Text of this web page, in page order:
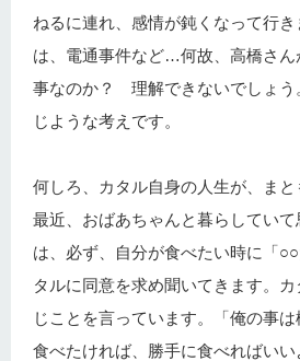
ねるに連れ、感情が鈍くなって行き
は、電通事件など…何故、高橋さん
事なのか？ 理解できないでしょう
じような考えです。
何しろ、カタル自身の人生が、まと
最近、おばあちゃんと暮らしてい
は、必ず、自分が食べたい時に「
タルに同意を求め聞いてきます。
じことを言っています。「俺の事
食べたければ、勝手に食べればいい